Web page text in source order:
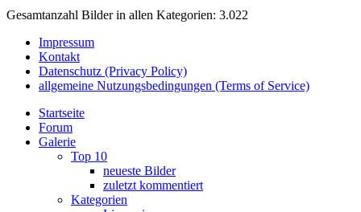
Gesamtanzahl Bilder in allen Kategorien: 3.022
Impressum
Kontakt
Datenschutz (Privacy Policy)
allgemeine Nutzungsbedingungen (Terms of Service)
Startseite
Forum
Galerie
Top 10
neueste Bilder
zuletzt kommentiert
Kategorien